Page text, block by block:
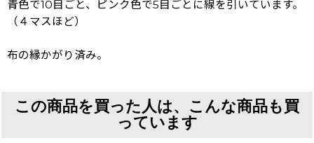
青色で10目ごと、ピンク色で5目ごとに線を引いています。
（４マスほど）
布の縁かがり済み。
この商品を買った人は、こんな商品も買
っています